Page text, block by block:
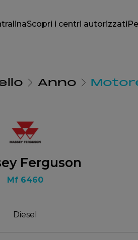
Scopri i centri autorizzati
Anno
Ferguson
Mf 6460
Diesel